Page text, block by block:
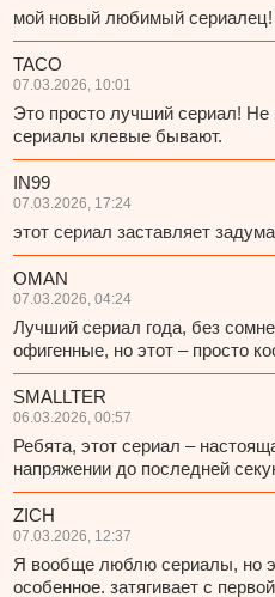
мой новый любимый
TACO
07.03.2026, 10:01
Это просто лучший сериал! Не
сериалы клевые бывают.
IN99
07.03.2026, 17:24
этот сериал заставляет
OMAN
07.03.2026, 04:24
Лучший сериал года, без
офигенные, но этот – просто
SMALLTER
06.03.2026, 00:57
Ребята, этот сериал –
напряжении до последней
ZICH
07.03.2026, 12:37
Я вообще люблю сериалы, но
особенное. затягивает с